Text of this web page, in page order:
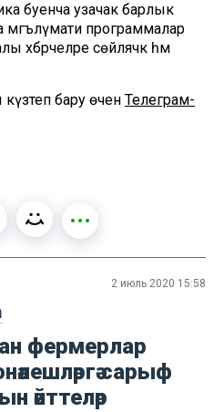
буенча узачак барлык
программалар
сөйләячәк һәм
бару өчен Телеграм-
2 июль 2020 15:58
фермерлар
сарыф
әйттеләр